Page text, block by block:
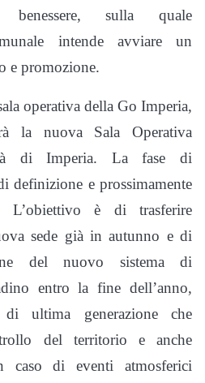
benessere, sulla quale
intende avviare un
e promozione.
operativa della Go Imperia,
la nuova Sala Operativa
di Imperia. La fase di
definizione e prossimamente
L’obiettivo è di trasferire
sede già in autunno e di
del nuovo sistema di
entro la fine dell’anno,
ultima generazione che
del territorio e anche
caso di eventi atmosferici